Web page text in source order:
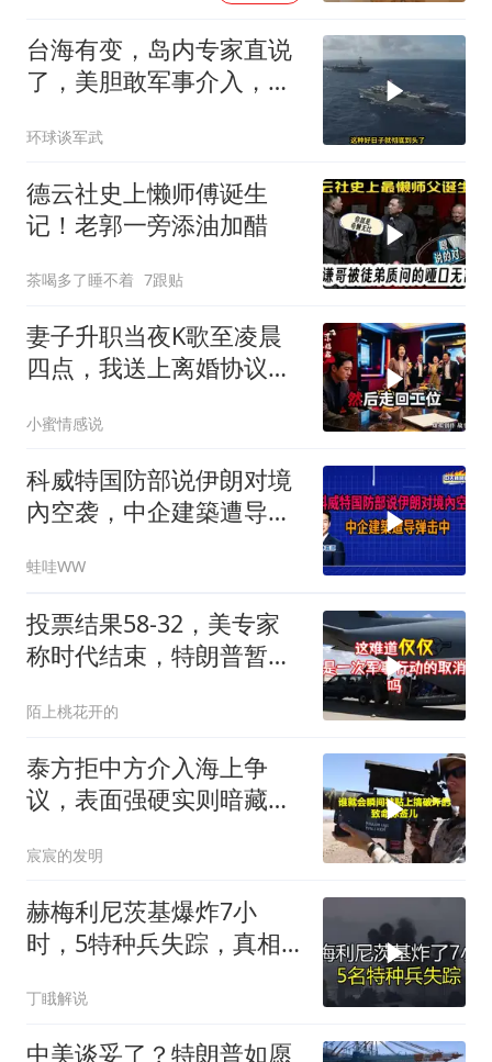
台海有变，岛内专家直说
了，美胆敢军事介入，战
环球谈军武
德云社史上懒师傅诞生
记！老郭一旁添油加醋
茶喝多了睡不着 7跟贴
妻子升职当夜K歌至凌晨
四点，我送上离婚协议果
口：我们谈谈
小蜜情感说
科威特国防部说伊朗对境
內空袭，中企建築遭导弹
延廷｜辣晚报20260806
蛙哇WW
投票结果58-32，美专家
称时代结束，特朗普暂不
陌上桃花开的
泰方拒中方介入海上争
议，表面强硬实则暗藏玄
宸宸的发明
赫梅利尼茨基爆炸7小
时，5特种兵失踪，真相
丁睋解说
中美谈妥了？特朗普如愿